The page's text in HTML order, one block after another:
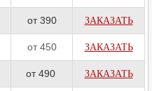
от 390 ЗАКАЗАТЬ
от 450 ЗАКАЗАТЬ
от 490 ЗАКАЗАТЬ